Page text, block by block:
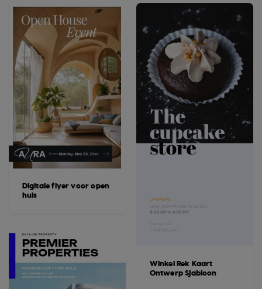
Digitale flyer voor open
huis
Winkel Rek Kaart
Ontwerp Sjabloon